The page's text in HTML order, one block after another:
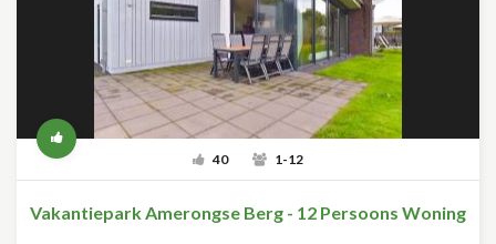
40 1-12
Vakantiepark Amerongse Berg - 12 Persoons Woning